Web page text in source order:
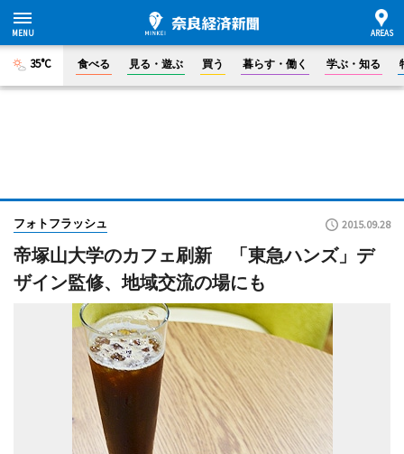
35°C 食べる 見る・遊ぶ 買う 暮らす・働く 学ぶ・知る
フォトフラッシュ 2015.09.28
帝塚山大学のカフェ刷新 「東急ハンズ」デ
ザイン監修、地域交流の場にも